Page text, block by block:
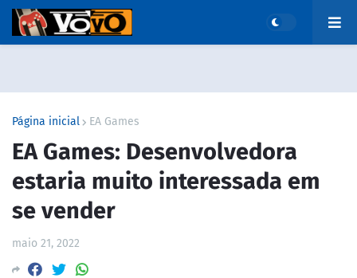
Página inicial EA Games
EA Games: Desenvolvedora
estaria muito interessada em
se vender
maio 21, 2022